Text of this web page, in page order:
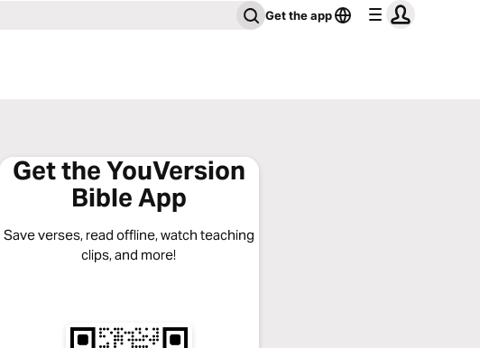
Get the app
Get the YouVersion
Bible App
Save verses, read offline, watch teaching
clips, and more!